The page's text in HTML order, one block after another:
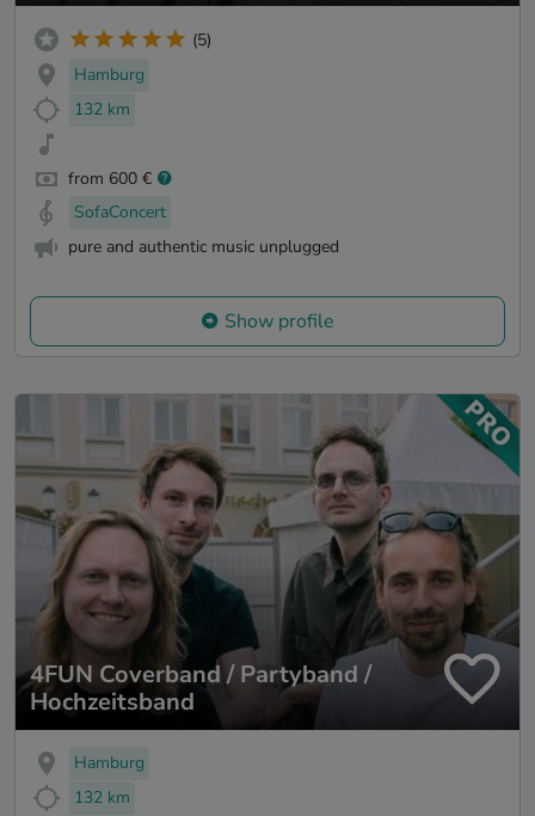
(5)
Hamburg
132 km
from 600 €
SofaConcert
pure and authentic music unplugged
Show profile
4FUN Coverband / Partyband /
Hochzeitsband
Hamburg
132 km